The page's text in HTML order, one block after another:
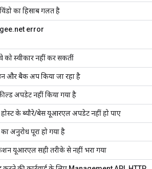
का हिसाब गलत है
error
को स्वीकार नहीं कर सकतीं
और बैक अप किया जा रहा है
अपडेट नहीं किया गया है
के ब्यौरे/बेस यूआरएल अपडेट नहीं हो पाए
अनुरोध पूरा हो गया है
यूआरएल सही तरीके से नहीं भरा गया